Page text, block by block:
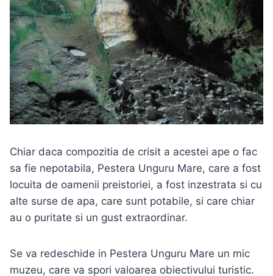
Chiar daca compozitia de crisit a acestei ape o fac
sa fie nepotabila, Pestera Unguru Mare, care a fost
locuita de oamenii preistoriei, a fost inzestrata si cu
alte surse de apa, care sunt potabile, si care chiar
au o puritate si un gust extraordinar.
Se va redeschide in Pestera Unguru Mare un mic
muzeu, care va spori valoarea obiectivului turistic.